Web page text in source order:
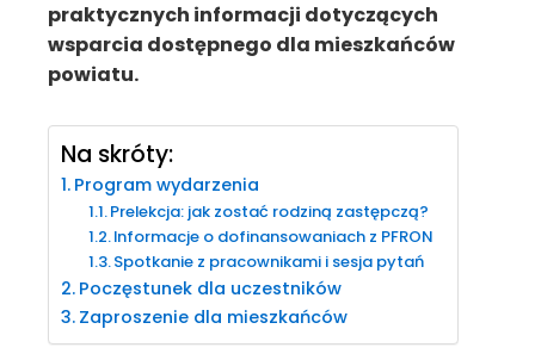
praktycznych informacji dotyczących
wsparcia dostępnego dla mieszkańców
powiatu.
Na skróty:
Program wydarzenia
Prelekcja: jak zostać rodziną zastępczą?
Informacje o dofinansowaniach z PFRON
Spotkanie z pracownikami i sesja pytań
Poczęstunek dla uczestników
Zaproszenie dla mieszkańców